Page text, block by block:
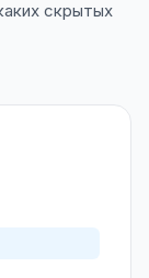
скрытых